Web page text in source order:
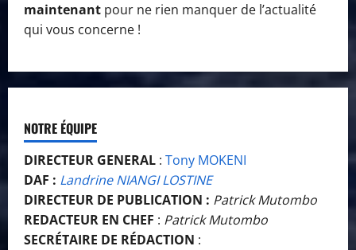
maintenant pour ne rien manquer de l’actualité
qui vous concerne !
NOTRE ÉQUIPE
DIRECTEUR GENERAL : Tony MOKENI
DAF : Landrine NIANGI LOSTINE
DIRECTEUR DE PUBLICATION : Patrick Mutombo
REDACTEUR EN CHEF : Patrick Mutombo
SECRÉTAIRE DE RÉDACTION :